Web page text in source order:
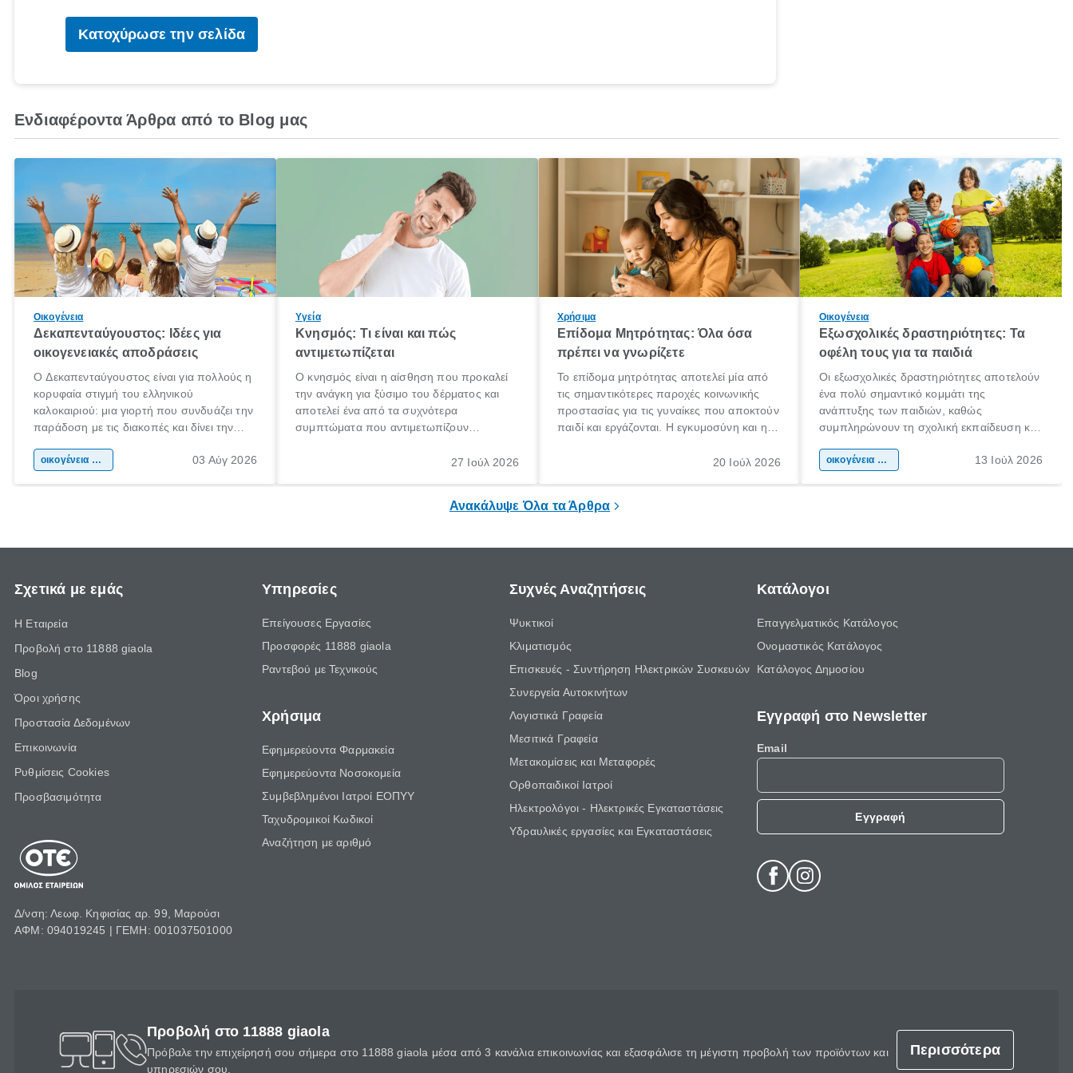
Κατοχύρωσε την σελίδα
Ενδιαφέροντα Άρθρα από το Blog μας
Οικογένεια
Δεκαπενταύγουστος: Ιδέες για
οικογενειακές αποδράσεις
Ο Δεκαπενταύγουστος είναι για πολλούς η
κορυφαία στιγμή του ελληνικού
καλοκαιριού: μια γιορτή που συνδυάζει την
παράδοση με τις διακοπές και δίνει την
χώρας. Είτε πρόκειται για λίγες μέρες
οικογένεια & παιδί 03 Αύγ 2026
Υγεία
Κνησμός: Τι είναι και πώς
αντιμετωπίζεται
Ο κνησμός είναι η αίσθηση που προκαλεί
την ανάγκη για ξύσιμο του δέρματος και
αποτελεί ένα από τα συχνότερα
συμπτώματα που αντιμετωπίζουν
πληροφορίες για το «κνησμός τι είναι»,
27 Ιούλ 2026
Χρήσιμα
Επίδομα Μητρότητας: Όλα όσα
πρέπει να γνωρίζετε
Το επίδομα μητρότητας αποτελεί μία από
τις σημαντικότερες παροχές κοινωνικής
προστασίας για τις γυναίκες που αποκτούν
παιδί και εργάζονται. Η εγκυμοσύνη και η
σημαντική περίοδος στη ζωή κάθε20 Ιούλ 2026
Οικογένεια
Εξωσχολικές δραστηριότητες: Τα
οφέλη τους για τα παιδιά
Οι εξωσχολικές δραστηριότητες αποτελούν
ένα πολύ σημαντικό κομμάτι της
ανάπτυξης των παιδιών, καθώς
συμπληρώνουν τη σχολική εκπαίδευση και
της προσωπικότητας, της κοινωνικότητας
οικογένεια & παιδί 13 Ιούλ 2026
Ανακάλυψε Όλα τα Άρθρα
Σχετικά με εμάς
Η Εταιρεία
Προβολή στο 11888 giaola
Blog
Όροι χρήσης
Προστασία Δεδομένων
Επικοινωνία
Ρυθμίσεις Cookies
Προσβασιμότητα
Δ/νση: Λεωφ. Κηφισίας αρ. 99, Μαρούσι
ΑΦΜ: 094019245 | ΓΕΜΗ: 001037501000
Υπηρεσίες
Επείγουσες Εργασίες
Προσφορές 11888 giaola
Ραντεβού με Τεχνικούς
Χρήσιμα
Εφημερεύοντα Φαρμακεία
Εφημερεύοντα Νοσοκομεία
Συμβεβλημένοι Ιατροί ΕΟΠΥΥ
Ταχυδρομικοί Κωδικοί
Αναζήτηση με αριθμό
Συχνές Αναζητήσεις
Ψυκτικοί
Κλιματισμός
Επισκευές - Συντήρηση Ηλεκτρικών Συσκευών
Συνεργεία Αυτοκινήτων
Λογιστικά Γραφεία
Μεσιτικά Γραφεία
Μετακομίσεις και Μεταφορές
Ορθοπαιδικοί Ιατροί
Ηλεκτρολόγοι - Ηλεκτρικές Εγκαταστάσεις
Υδραυλικές εργασίες και Εγκαταστάσεις
Κατάλογοι
Επαγγελματικός Κατάλογος
Ονομαστικός Κατάλογος
Κατάλογος Δημοσίου
Εγγραφή στο Newsletter
Email
Εγγραφή
Προβολή στο 11888 giaola
Πρόβαλε την επιχείρησή σου σήμερα στο 11888 giaola μέσα από 3 κανάλια επικοινωνίας και εξασφάλισε τη μέγιστη προβολή των προϊόντων και
υπηρεσιών σου.
Περισσότερα